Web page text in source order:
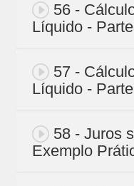
56 -
Líquido -
57 -
Líquido -
58 - Juros
Exemplo